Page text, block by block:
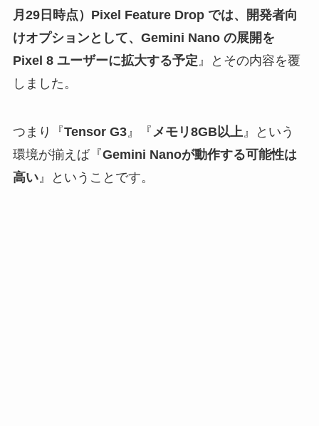
月29日時点）Pixel Feature Drop では、開発者向
けオプションとして、Gemini Nano の展開を
Pixel 8 ユーザーに拡大する予定 』とその内容を覆
しました。
つまり『Tensor G3』『 メモリ8GB以上 』という
環境が揃えば『Gemini Nanoが動作する可能性は
高い』ということです。